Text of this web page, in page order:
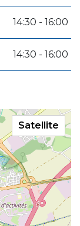
14:30 - 16:00
14:30 - 16:00
Satellite